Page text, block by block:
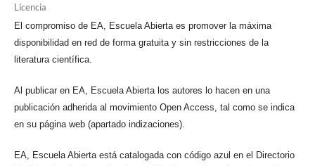
Licencia
El compromiso de EA, Escuela Abierta es promover la máxima
disponibilidad en red de forma gratuita y sin restricciones de la
literatura científica.
Al publicar en EA, Escuela Abierta los autores lo hacen en una
publicación adherida al movimiento Open Access, tal como se indica
en su página web (apartado indizaciones).
EA, Escuela Abierta está catalogada con código azul en el Directorio